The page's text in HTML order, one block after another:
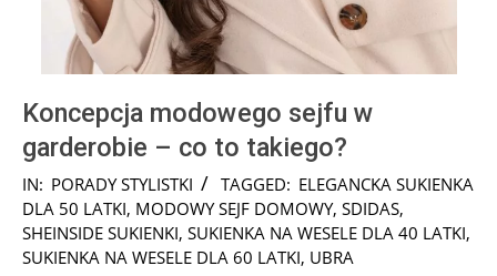
Koncepcja modowego sejfu w
garderobie – co to takiego?
2024-
11-
04
IN: PORADY STYLISTKI TAGGED: ELEGANCKA SUKIENKA
DLA 50 LATKI, MODOWY SEJF DOMOWY, SDIDAS,
SHEINSIDE SUKIENKI, SUKIENKA NA WESELE DLA 40 LATKI,
SUKIENKA NA WESELE DLA 60 LATKI, UBRA